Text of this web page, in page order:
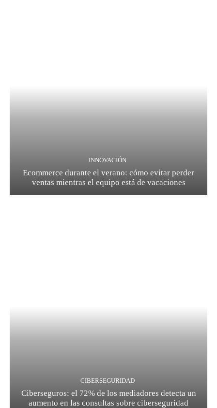
INNOVACIÓN
Ecommerce durante el verano: cómo evitar perder
ventas mientras el equipo está de vacaciones
CIBERSEGURIDAD
Ciberseguros: el 72% de los mediadores detecta un
aumento en las consultas sobre ciberseguridad